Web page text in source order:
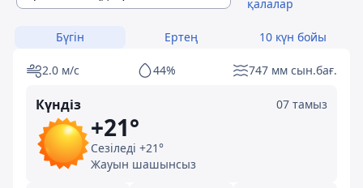
қалалар
Бүгін Ертең 10 күн бойы
2.0 м/с 44% 747 мм сын.бағ.
Күндіз 07 тамыз
+21°
Сезіледі +21°
Жауын шашынсыз